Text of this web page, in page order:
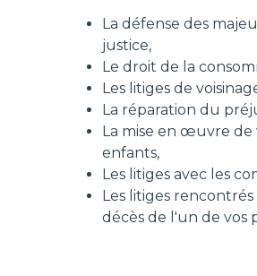
La défense des
justice,
Le droit de la
Les litiges de
La réparation du
La mise en œuvre de
enfants,
Les litiges avec les
Les litiges
décès de l'un de vos